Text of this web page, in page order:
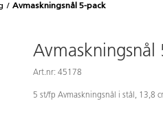
Avmaskningsnål 5-pack
Avmaskningsnål
Art.nr: 45178
5 st/fp Avmaskningsnål i stål, 13,8